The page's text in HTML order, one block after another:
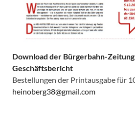
Download der Bürgerbahn-
Geschäftsbericht
Bestellungen der Printausgabe für
heinoberg38@gmail.com